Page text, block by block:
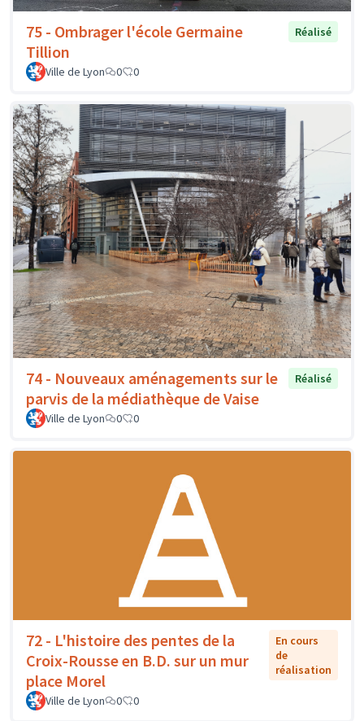
75 - Ombrager l'école Germaine
Tillion
Réalisé
Ville de Lyon 0 0
74 - Nouveaux aménagements sur le
parvis de la médiathèque de Vaise
Réalisé
Ville de Lyon 0 0
72 - L'histoire des pentes de la
Croix-Rousse en B.D. sur un mur
place Morel
En cours
de
réalisation
Ville de Lyon 0 0